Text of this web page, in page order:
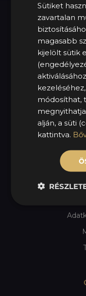
H
Sütiket
zavartalan
magasabb
kijelölt sütik
módosíthat,
alján, a süti
kattintva.